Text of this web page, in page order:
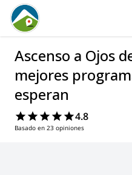
Ascenso a Ojos
mejores
esperan
4.8
Basado en 23 opiniones